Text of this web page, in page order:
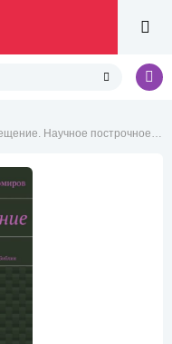
Научное построчное объяснение Библии